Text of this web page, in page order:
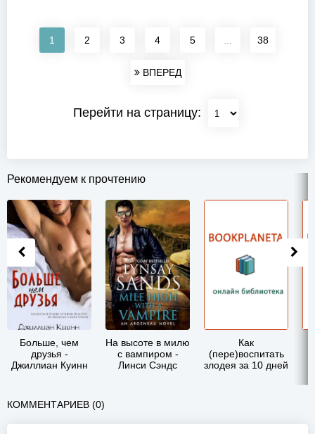
1 2 3 4 5 38
ВПЕРЕД
Перейти на страницу:
Рекомендуем к прочтению
Больше, чем
друзья -
Джиллиан Куинн
На высоте в милю
с вампиром -
Линси Сэндс
Как
(пере)воспитать
злодея за 10 дней
КОММЕНТАРИЕВ (0)